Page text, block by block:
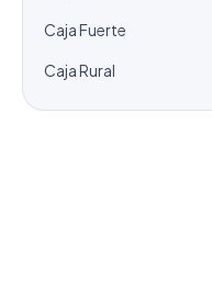
Caja Fuerte
Caja Rural